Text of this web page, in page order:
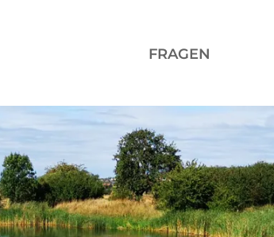
FRAGEN